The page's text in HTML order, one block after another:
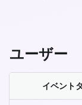
ユーザー
イベント